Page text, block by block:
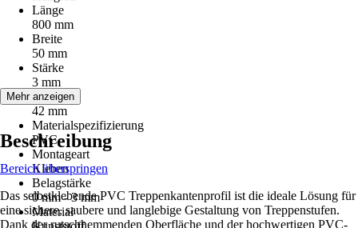
Länge
800 mm
Breite
50 mm
Stärke
3 mm
Höhe
42 mm
Materialspezifizierung
PVC
Montageart
Kleben
Belagstärke
0 mm - 3 mm
Material
Mehr anzeigen
Beschreibung
Bereich überspringen
Das selbstklebende PVC Treppenkantenprofil ist die ideale Lösung für
eine sichere, saubere und langlebige Gestaltung von Treppenstufen.
Dank der rutschhemmenden Oberfläche und der hochwertigen PVC-